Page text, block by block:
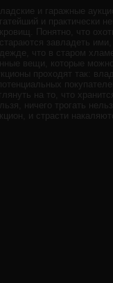
и гаражные
и практически
Понятно, что
завладеть
что в старом
вещи, которые
проходят так:
потенциальных
на то, что
ничего трогать
и cтрасти